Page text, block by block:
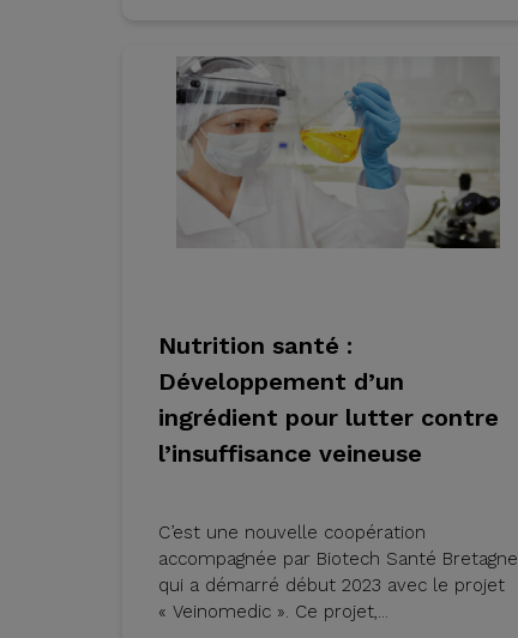
Nutrition santé :
Développement d’un
ingrédient pour lutter contre
l’insuffisance veineuse
C’est une nouvelle coopération
accompagnée par Biotech Santé Bretagne
qui a démarré début 2023 avec le projet
« Veinomedic ». Ce projet,...